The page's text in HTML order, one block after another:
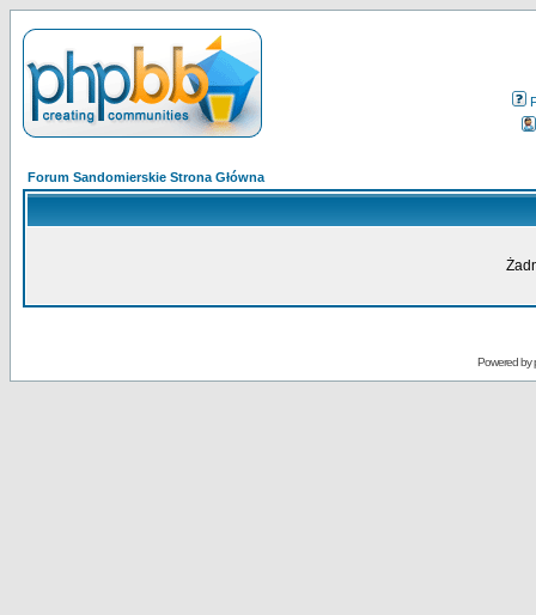
Forum Sandomierskie Strona Główna
Powered by